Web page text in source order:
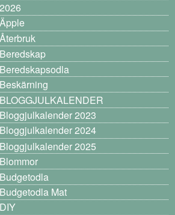
2026
Äpple
Återbruk
Beredskap
Beredskapsodla
Beskärning
BLOGGJULKALENDER
Bloggjulkalender 2023
Bloggjulkalender 2024
Bloggjulkalender 2025
Blommor
Budgetodla
Budgetodla Mat
DIY